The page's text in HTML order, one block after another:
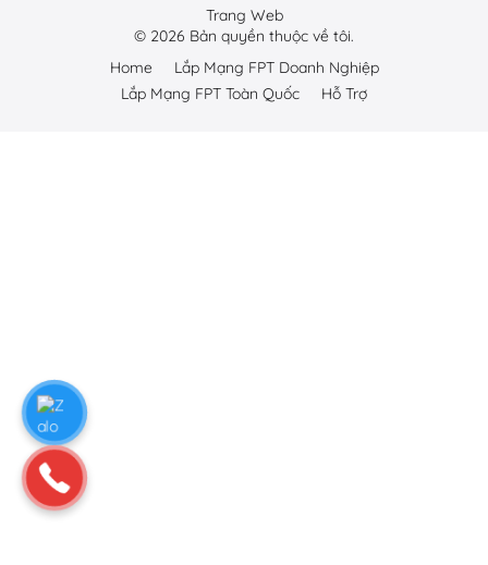
Trang Web
© 2026 Bản quyền thuộc về tôi.
Home
Lắp Mạng FPT Doanh Nghiệp
Lắp Mạng FPT Toàn Quốc
Hỗ Trợ